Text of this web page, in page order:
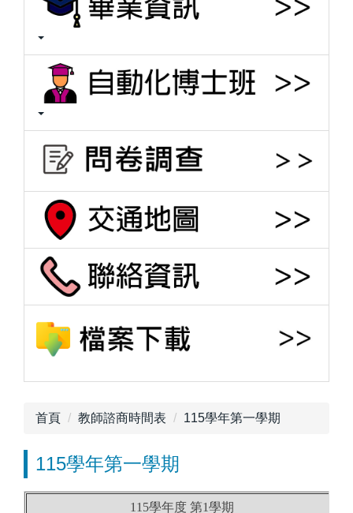
首頁 教師諮商時間表 115學年第一學期
115學年第一學期
115學年度 第1學期